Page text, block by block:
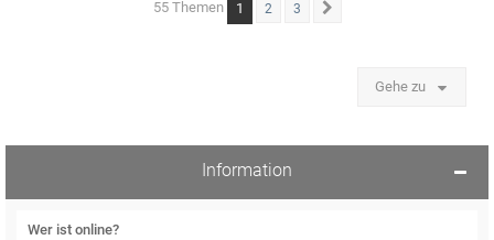
55 Themen 1 2 3
Gehe zu
Information
Wer ist online?